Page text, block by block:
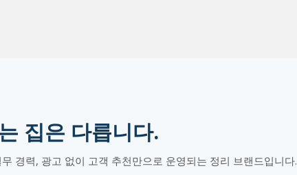
집은 다릅니다.
경력, 광고 없이 고객 추천만으로 운영되는 정리 브랜드입니다.